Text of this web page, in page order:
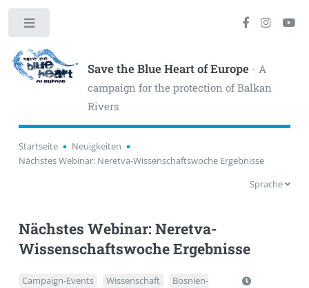
Save the Blue Heart of Europe- A
campaign for the protection of Balkan
Rivers
Startseite
Neuigkeiten
Nächstes Webinar: Neretva-Wissenschaftswoche Ergebnisse
Sprache
Nächstes Webinar: Neretva-
Wissenschaftswoche Ergebnisse
Campaign-Events Wissenschaft
Bosnien-